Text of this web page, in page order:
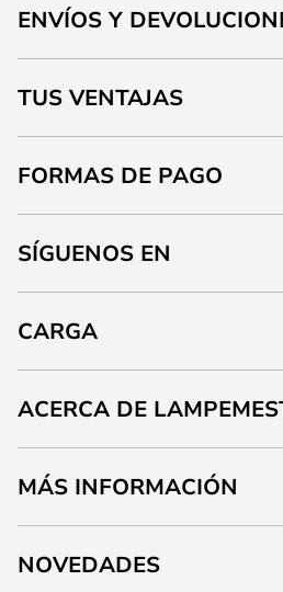
ENVÍOS Y
TUS VENTAJAS
FORMAS DE PAGO
SÍGUENOS EN
CARGA
ACERCA DE
MÁS INFORMACIÓN
NOVEDADES